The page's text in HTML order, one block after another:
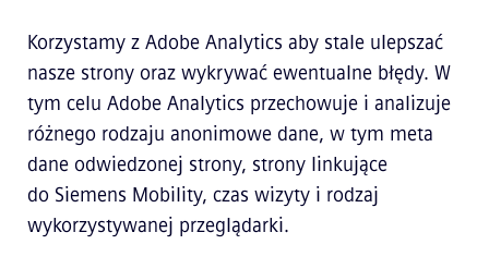
Korzystamy z Adobe Analytics aby stale ulepszać
nasze strony oraz wykrywać ewentualne błędy. W
tym celu Adobe Analytics przechowuje i analizuje
różnego rodzaju anonimowe dane, w tym meta
dane odwiedzonej strony, strony linkujące
do Siemens Mobility, czas wizyty i rodzaj
wykorzystywanej przeglądarki.